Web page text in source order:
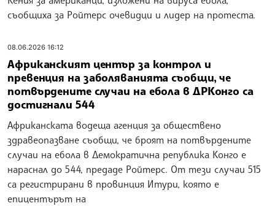
съобщиха за Ройтерс очевидци и лидер на протеста.
08.06.2026 16:12
Африканският център за контрол и
превенция на заболяванията съобщи, че
потвърдените случаи на ебола в ДРКонго са
достигнали 544
Африканската водеща агенция за обществено
здравеопазване съобщи, че броят на потвърдените
случаи на ебола в Демократична република Конго е
нараснал до 544, предаде Ройтерс. От тези случаи 515
са регистрирани в провинция Итури, която е
епицентърът на